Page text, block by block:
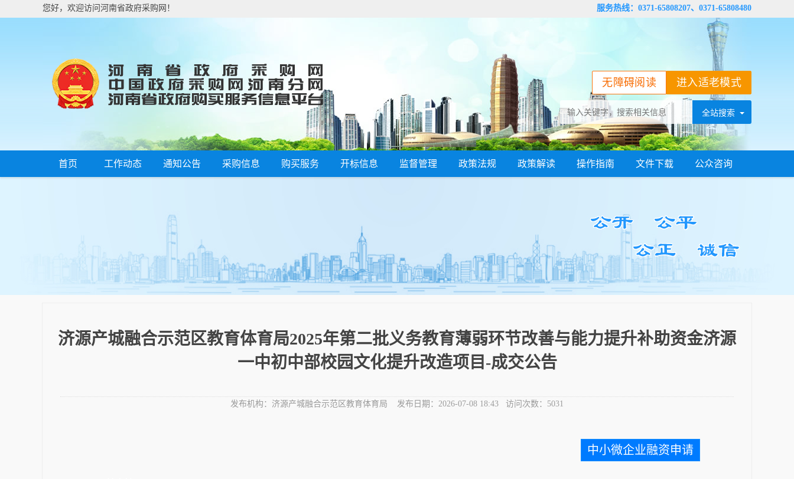
您好，欢迎访问河南省政府采购网！ 服务热线：0371-65808207、0371-65808480
进入适老模式
无障碍阅读
首页 工作动态 通知公告 采购信息 购买服务 开标信息 监督管理 政策法规 政策解读 操作指南 文件下载 公众咨询
济源产城融合示范区教育体育局2025年第二批义务教育薄弱环节改善与能力提升补助资金济源
一中初中部校园文化提升改造项目-成交公告
发布机构： 济源产城融合示范区教育体育局 发布日期： 2026-07-08 18:43 访问次数： 5031
中小微企业融资申请